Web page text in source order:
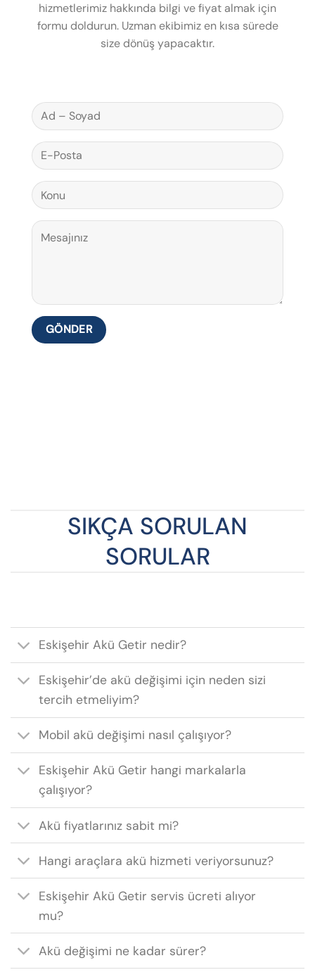
hizmetlerimiz hakkında bilgi ve fiyat almak için
formu doldurun. Uzman ekibimiz en kısa sürede
size dönüş yapacaktır.
SIKÇA SORULAN
SORULAR
Eskişehir Akü Getir nedir?
Eskişehir’de akü değişimi için neden sizi
tercih etmeliyim?
Mobil akü değişimi nasıl çalışıyor?
Eskişehir Akü Getir hangi markalarla
çalışıyor?
Akü fiyatlarınız sabit mi?
Hangi araçlara akü hizmeti veriyorsunuz?
Eskişehir Akü Getir servis ücreti alıyor
mu?
Akü değişimi ne kadar sürer?